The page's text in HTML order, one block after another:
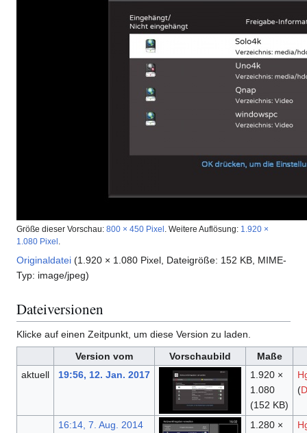
Größe dieser Vorschau: 800 × 450 Pixel Weitere Auflösung: 1.920 ×
1.080 Pixel
Originaldatei (1.920 × 1.080 Pixel, Dateigröße: 152 KB, MIME-
Typ: image/jpeg)
Dateiversionen
Klicke auf einen Zeitpunkt, um diese Version zu laden.
Version vom
Vorschaubild
Maße
aktuell
19:56, 12. Jan. 2017
1.920 ×
1.080
(152 KB)
(
16:14, 7. Aug. 2014
1.280 ×